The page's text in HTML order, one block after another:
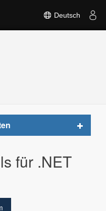
Deutsch
Toggle
für .NET